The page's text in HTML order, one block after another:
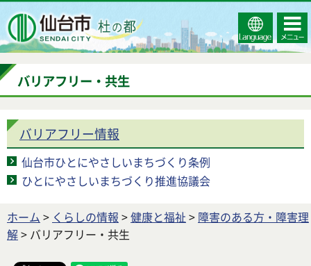
Select
Language
コンテ
ンツメ
ニュー
バリアフリー・共生
バリアフリー情報
仙台市ひとにやさしいまちづくり条例
ひとにやさしいまちづくり推進協議会
ホーム > くらしの情報 >健康と福祉 > 障害のある方・障害理
解> バリアフリー・共生